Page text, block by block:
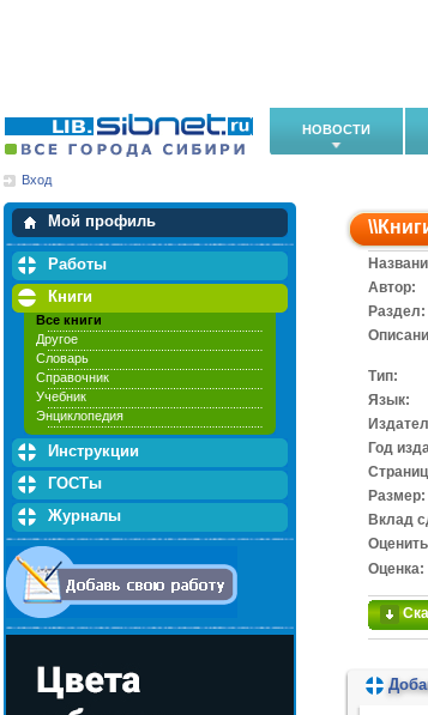
НОВОСТИ
Вход
Мой профиль
Мои закладки
Работы
Книги
Все книги
Другое
Словарь
Справочник
Учебник
Энциклопедия
Инструкции
ГОСТы
Журналы
\\
Автор:
Раздел:
Тип:
Язык:
Год
Размер:
Вклад
Оценка: